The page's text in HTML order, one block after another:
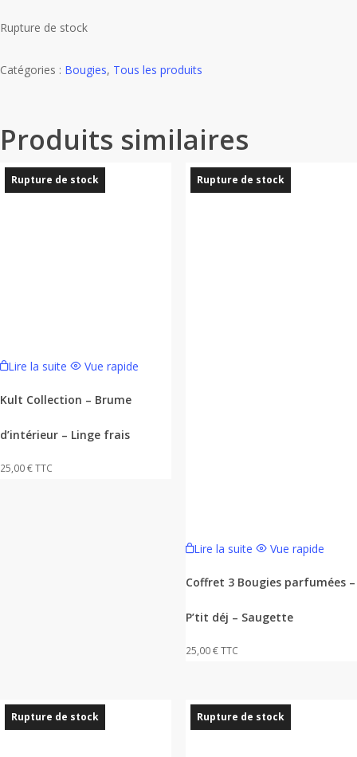
Rupture de stock
Catégories : Bougies, Tous les produits
Produits similaires
Rupture de stock
Lire la suite Vue rapide
Kult Collection – Brume
d’intérieur – Linge frais
25,00€TTC
Rupture de stock
Lire la suite Vue rapide
Coffret 3 Bougies parfumées –
P’tit déj – Saugette
25,00€TTC
Rupture de stock Rupture de stock